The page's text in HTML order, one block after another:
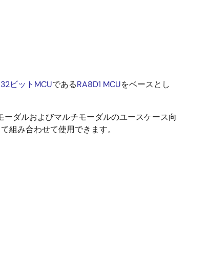
ビットMCUであるRA8D1 MCUをベースとし
ダルおよびマルチモーダルのユースケース向
組み合わせて使用できます。